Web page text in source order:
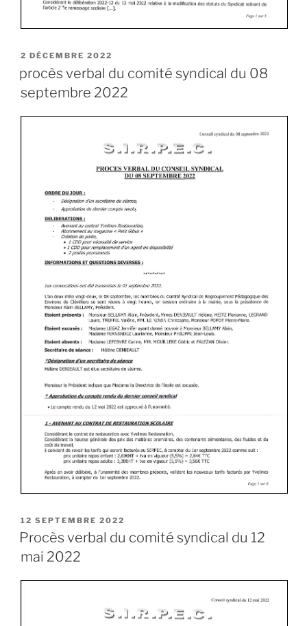
2 DÉCEMBRE 2022
procès verbal du comité syndical du 08
septembre 2022
12 SEPTEMBRE 2022
Procès verbal du comité syndical du 12
mai 2022